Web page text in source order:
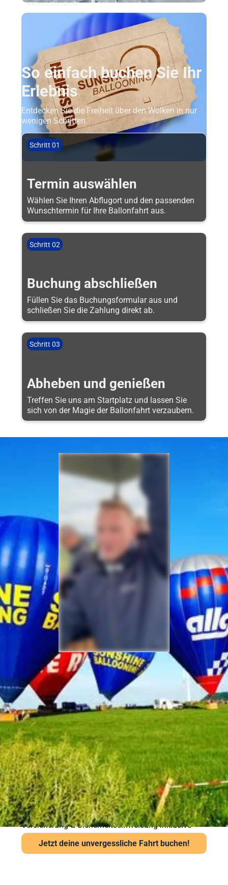
Weitere Informationen
So einfach buchen Sie Ihr
Erlebnis
Entdecken Sie die Freiheit über den Wolken in nur
wenigen Schritten.
Schritt 01
Termin auswählen
Wählen Sie Ihren Abflugort und den passenden
Wunschtermin für Ihre Ballonfahrt aus.
Schritt 02
Buchung abschließen
Füllen Sie das Buchungsformular aus und
schließen Sie die Zahlung direkt ab.
Schritt 03
Abheben und genießen
Treffen Sie uns am Startplatz und lassen Sie
sich von der Magie der Ballonfahrt verzaubern.
Sicherheit bei Ihrer
Ballonfahrt – Gut
vorbereitet in die Luft
Sicherheit steht bei Sunshine Ballooning an erster
Stelle. Jede Ballonfahrt findet nur bei stabiler
Wetterlage statt. Unsere Piloten prüfen Wind und
Sicht vor jedem Start über das Flugwetteramt.
Wichtige Hinweise:
Ab 6 Jahren und mindestens 120 cm Körpergröße
Kein besonderes Schuhwerk erforderlich, aber
festes empfohlen
Auch bei leichter Höhenangst problemlos möglich
Versicherung & Sicherheitseinweisung inklusive
Jetzt deine unvergessliche Fahrt buchen!